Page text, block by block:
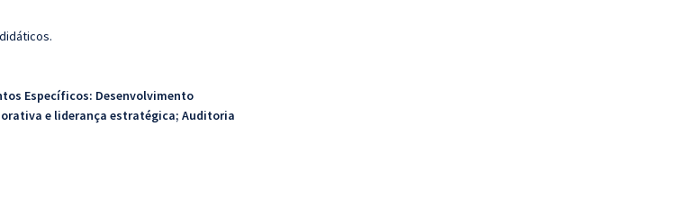
Específicos: Desenvolvimento
e liderança estratégica; Auditoria